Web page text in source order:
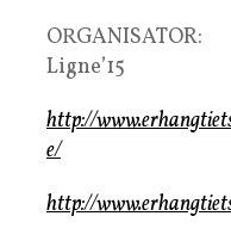
ORGANISATOR:
Ligne’15
http://
e/
http://